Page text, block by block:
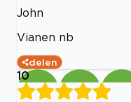
John
Vianen nb
delen
10